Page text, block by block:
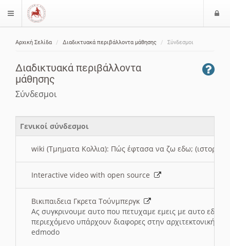
$langMenu
Αρχική Σελίδα Διαδικτυακά περιβάλλοντα μάθησης Σύνδεσμοι
Διαδικτυακά περιβάλλοντα
μάθησης
Σύνδεσμοι
Γενικοί σύνδεσμοι
wiki (Τμηματα Κολλια): Πώς έφτασα να ζω εδω; (ιστορια)
Interactive video with open source
Βικιπαιδεια Γκρετα Τούνμπεργκ
Ας συγκρινουμε αυτο που πετυχαμε εμεις με αυτο εδω
περιεχόμενο υπάρχουν διαφορες στην αρχιτεκτονική
edmodo